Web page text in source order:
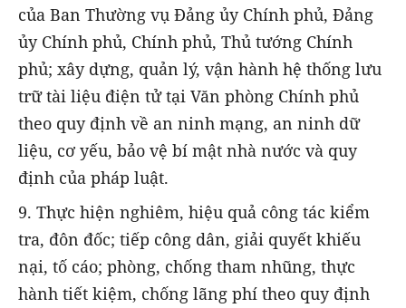
của Ban Thường vụ Đảng ủy Chính phủ, Đảng
ủy Chính phủ, Chính phủ, Thủ tướng Chính
phủ; xây dựng, quản lý, vận hành hệ thống lưu
trữ tài liệu điện tử tại Văn phòng Chính phủ
theo quy định về an ninh mạng, an ninh dữ
liệu, cơ yếu, bảo vệ bí mật nhà nước và quy
định của pháp luật.
9. Thực hiện nghiêm, hiệu quả công tác kiểm
tra, đôn đốc; tiếp công dân, giải quyết khiếu
nại, tố cáo; phòng, chống tham nhũng, thực
hành tiết kiệm, chống lãng phí theo quy định